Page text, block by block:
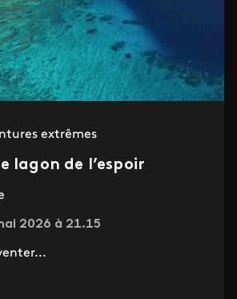
extrêmes
lagon de l’espoir
2026 à 21.15